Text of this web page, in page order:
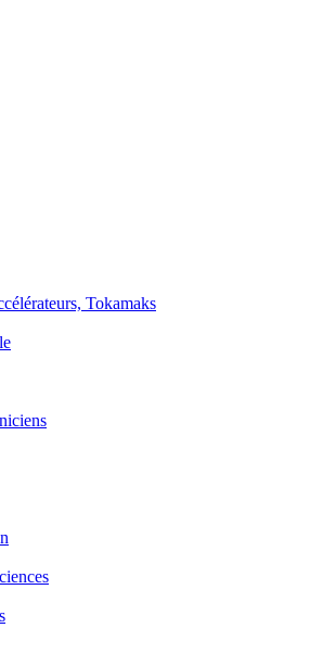
Tokamaks